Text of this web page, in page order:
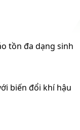
tồn đa dạng sinh
biến đổi khí hậu